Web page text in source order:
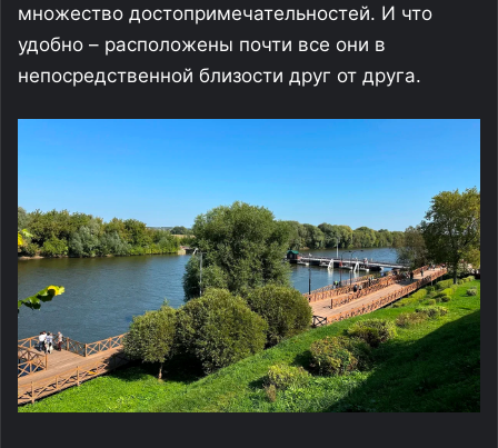
множество достопримечательностей. И что
удобно – расположены почти все они в
непосредственной близости друг от друга.